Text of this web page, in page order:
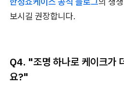
보시길 권장합니다.
Q4. "조명 하나로 케이크가
요?"